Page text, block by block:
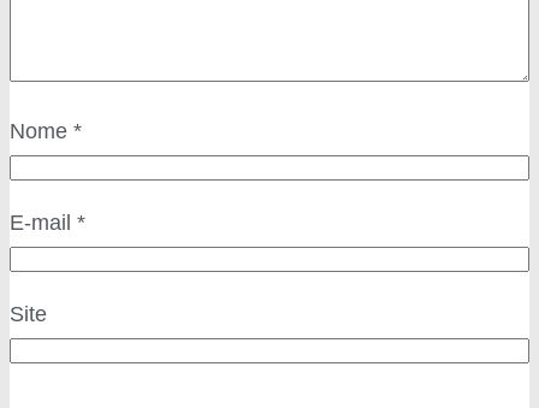
Nome *
E-mail *
Site